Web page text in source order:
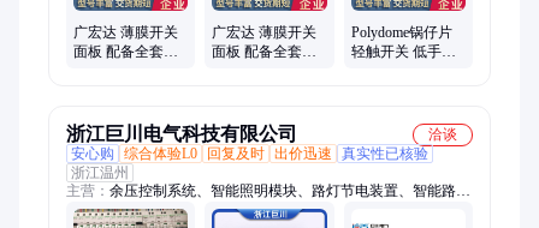
广宏达 薄膜开关
面板 配备全套先
广宏达 薄膜开关
面板 配备全套先
Polydome锅仔片
轻触开关 低手感
浙江巨川电气科技有限公司
洽谈
安心购
综合体验L0 回复及时 出价迅速
真实性已核验
浙江温州
主营： 余压控制系统、智能照明模块、路灯节电装置、智能路灯
控制器